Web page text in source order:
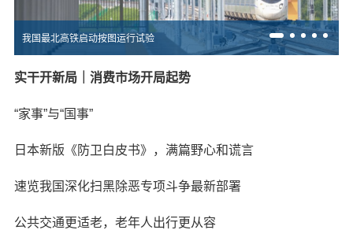
我国最北高铁启动按图运行试验
实干开新局｜消费市场开局起势
“家事”与“国事”
日本新版《防卫白皮书》，满篇野心和谎言
速览我国深化扫黑除恶专项斗争最新部署
公共交通更适老，老年人出行更从容